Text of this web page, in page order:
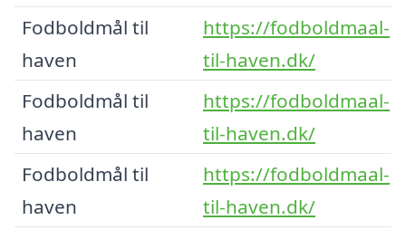
Fodboldmål til
haven
https://fodboldmaal-
til-haven.dk/
Fodboldmål til
haven
https://fodboldmaal-
til-haven.dk/
Fodboldmål til
haven
https://fodboldmaal-
til-haven.dk/